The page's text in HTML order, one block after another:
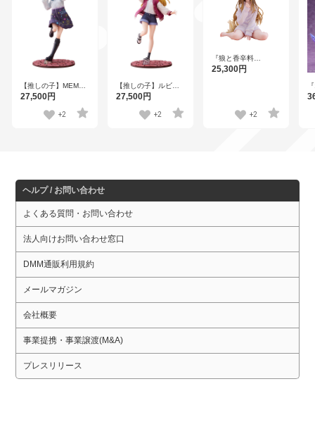
【推しの子】MEMち
ょ バズらせファッシ
フィギュア
27,500円
+2
【推しの子】ルビー
バズらせファッショ
ィギュア
27,500円
+2
『狼と香辛料
MERCHANT MEETS
25,300円
+2
ヘルプ / お問い合わせ
よくある質問・お問い合わせ
法人向けお問い合わせ窓口
DMM通販利用規約
メールマガジン
会社概要
事業提携・事業譲渡(M&A)
プレスリリース